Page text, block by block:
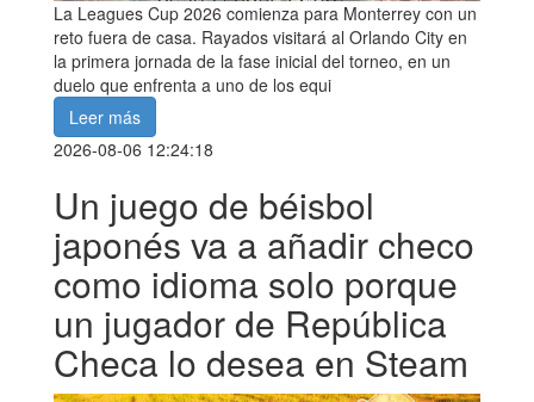
La Leagues Cup 2026 comienza para Monterrey con un
reto fuera de casa. Rayados visitará al Orlando City en
la primera jornada de la fase inicial del torneo, en un
duelo que enfrenta a uno de los equi
Leer más
2026-08-06 12:24:18
Un juego de béisbol
japonés va a añadir checo
como idioma solo porque
un jugador de República
Checa lo desea en Steam